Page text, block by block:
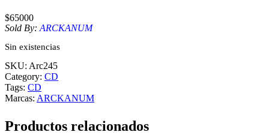
$65000
Sold By: ARCKANUM
Sin existencias
SKU: Arc245
Category: CD
Tags: CD
Marcas: ARCKANUM
Productos relacionados